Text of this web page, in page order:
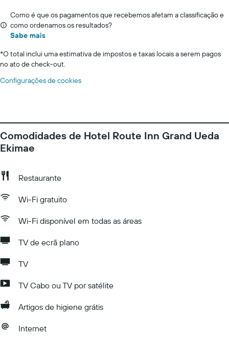
Como é que os pagamentos que recebemos afetam a classificação e
como ordenamos os resultados?
Sabe mais
*O total inclui uma estimativa de impostos e taxas locais a serem pagos
no ato de check-out.
Configurações de cookies
Comodidades de Hotel Route Inn Grand Ueda
Ekimae
Restaurante
Wi-Fi gratuito
Wi-Fi disponível em todas as áreas
TV de ecrã plano
TV
TV Cabo ou TV por satélite
Artigos de higiene grátis
Internet